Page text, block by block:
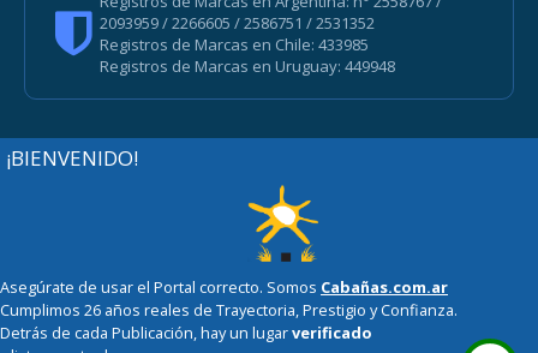
2093959 / 2266605 / 2586751 / 2531352
Registros de Marcas en Chile: 433985
Registros de Marcas en Uruguay: 449948
¡BIENVENIDO!
Asegúrate de usar el Portal correcto. Somos Cabañas.com.ar
Cumplimos 26 años reales de Trayectoria, Prestigio y Confianza.
Detrás de cada Publicación, hay un lugarverificado